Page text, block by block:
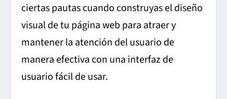
ciertas pautas cuando construyas el diseño
visual de tu página web para atraer y
mantener la atención del usuario de
manera efectiva con una interfaz de
usuario fácil de usar.